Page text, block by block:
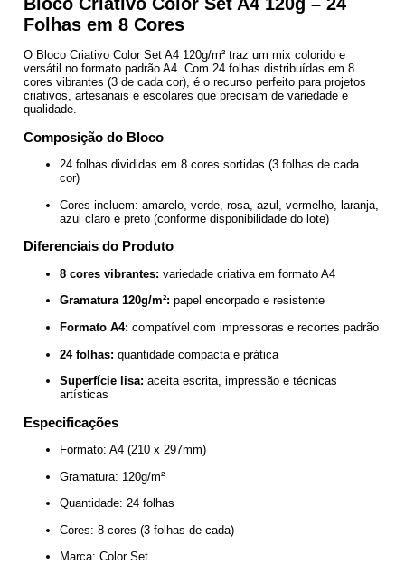
Folhas em 8 Cores
O Bloco Criativo Color Set A4 120g/m² traz um mix colorido e
versátil no formato padrão A4. Com 24 folhas distribuídas em 8
cores vibrantes (3 de cada cor), é o recurso perfeito para projetos
criativos, artesanais e escolares que precisam de variedade e
qualidade.
Composição do Bloco
24 folhas divididas em 8 cores sortidas (3 folhas de cada
cor)
Cores incluem: amarelo, verde, rosa, azul, vermelho, laranja,
azul claro e preto (conforme disponibilidade do lote)
Diferenciais do Produto
8 cores vibrantes: variedade criativa em formato A4
Gramatura 120g/m²: papel encorpado e resistente
Formato A4: compatível com impressoras e recortes padrão
24 folhas: quantidade compacta e prática
Superfície lisa: aceita escrita, impressão e técnicas
artísticas
Especificações
Formato: A4 (210 x 297mm)
Gramatura: 120g/m²
Quantidade: 24 folhas
Cores: 8 cores (3 folhas de cada)
Marca: Color Set